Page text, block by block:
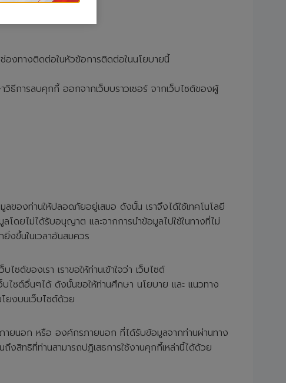
องทางติดต่อในหัวข้อการติดต่อในนโยบายนี้
วิธีการลบคุกกี้ ออกจากเว็บบราวเซอร์ จากเว็บไซต์ของผู้
องท่านให้ปลอดภัยอยู่เสมอ ดังนั้น เราจึงได้ใช้เทคโนโลยี
ดยไม่ได้รับอนุญาต และจากการนำข้อมูลไปใช้ในทางที่ไม่
ยิ่งขึ้นในเวลาอันสมควร
ซต์ของเรา เราขอให้ท่านเข้าใจว่า เว็บไซต์
ไซต์อื่นๆได้ ดังนั้นขอให้ท่านศึกษา นโยบาย และ แนวทาง
ยงบนเว็บไซต์ด้วย
ยนอก หรือ องค์กรภายนอก ที่ได้รับข้อมูลจากท่านผ่านทาง
งสิทธิที่ท่านสามารถปฏิเสธการใช้งานคุกกี้เหล่านี้ได้ด้วย